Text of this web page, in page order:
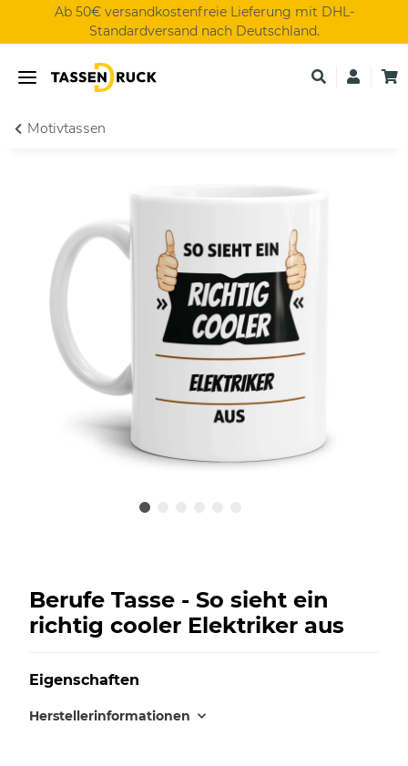
Ab 50€ versandkostenfreie Lieferung mit DHL-
Standardversand nach Deutschland.
Motivtassen
Berufe Tasse - So sieht ein
richtig cooler Elektriker aus
Eigenschaften
Herstellerinformationen